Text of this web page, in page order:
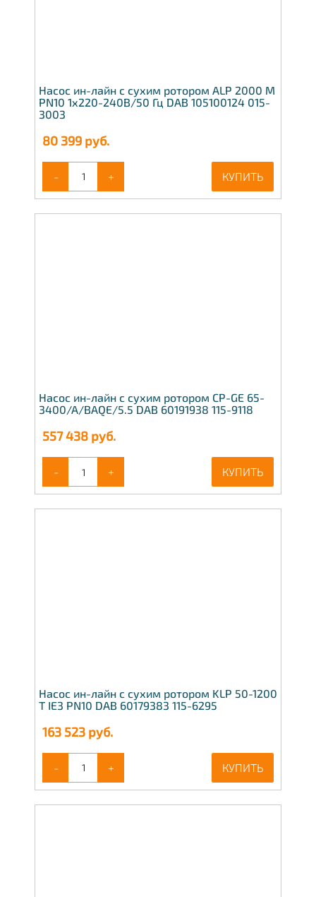
Насос ин-лайн с сухим ротором ALP 2000 M
PN10 1x220-240В/50 Гц DAB 105100124 015-
3003
80 399 руб.
- + КУПИТЬ
Насос ин-лайн с сухим ротором CP-GE 65-
3400/A/BAQE/5.5 DAB 60191938 115-9118
557 438 руб.
- + КУПИТЬ
Насос ин-лайн с сухим ротором KLP 50-1200
T IE3 PN10 DAB 60179383 115-6295
163 523 руб.
- + КУПИТЬ